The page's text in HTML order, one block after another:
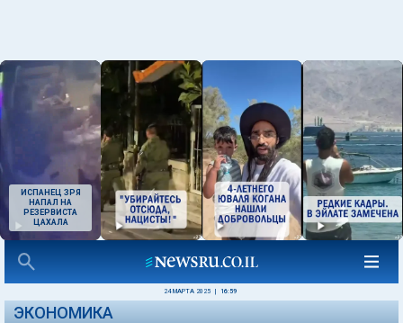
ИСПАНЕЦ ЗРЯ
НАПАЛ НА
РЕЗЕРВИСТА
ЦАХАЛА
24 МАРТА 2025 16:59
ЭКОНОМИКА